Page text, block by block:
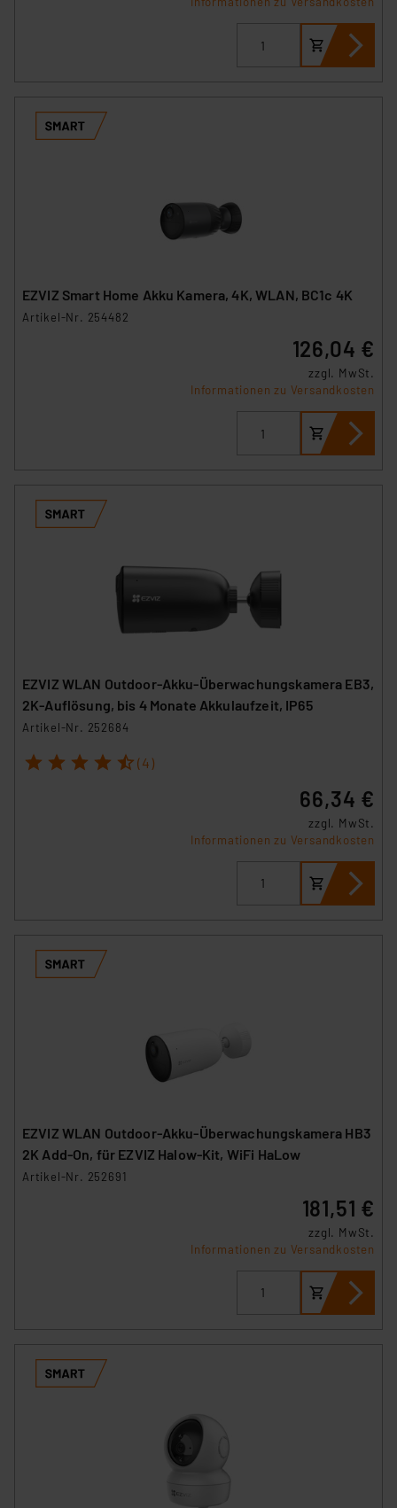
EZVIZ Smart Home Akku Kamera, 4K, WLAN, BC1c 4K
Artikel-Nr. 254482
126,04 €
zzgl. MwSt.
Informationen zu Versandkosten
EZVIZ WLAN Outdoor-Akku-Überwachungskamera EB3,
2K-Auflösung, bis 4 Monate Akkulaufzeit, IP65
Artikel-Nr. 252684
1 2 3 4 5 (4)
66,34 €
zzgl. MwSt.
Informationen zu Versandkosten
EZVIZ WLAN Outdoor-Akku-Überwachungskamera HB3
2K Add-On, für EZVIZ Halow-Kit, WiFi HaLow
Artikel-Nr. 252691
181,51 €
zzgl. MwSt.
Informationen zu Versandkosten